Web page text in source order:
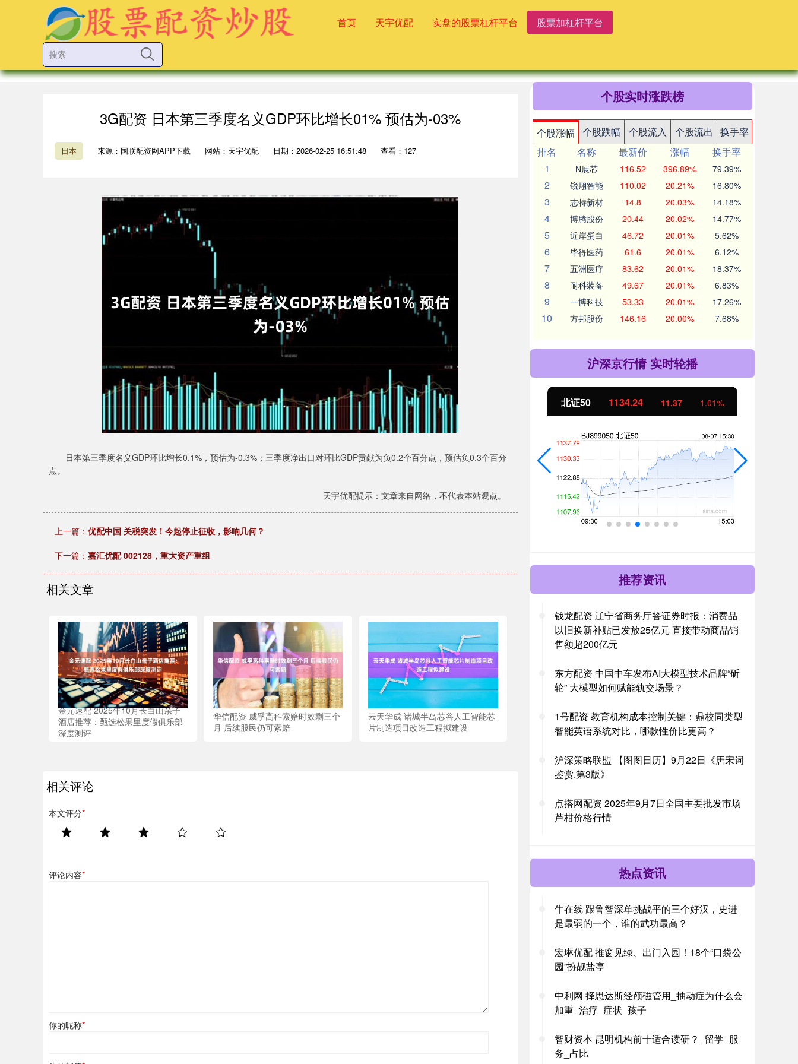
首页 天宇优配 实盘的股票杠杆平台 股票加杠杆平台
3G配资 日本第三季度名义GDP环比增长01% 预估为-03%
日本 来源：国联配资网APP下载 网站：天宇优配 日期：2026-02-25 16:51:48 查看：127
日本第三季度名义GDP环比增长0.1%，预估为-0.3%；三季度净出口对环比GDP贡献为负0.2个百分点，预估负0.3个百分
点。
天宇优配提示：文章来自网络，不代表本站观点。
上一篇： 优配中国 关税突发！今起停止征收，影响几何？
下一篇： 嘉汇优配 002128，重大资产重组
相关文章
金元速配 2025年10月长白山亲子
酒店推荐：甄选松果里度假俱乐部
深度测评
华信配资 威孚高科索赔时效剩三个
月 后续股民仍可索赔
云天华成 诸城半岛芯谷人工智能芯
片制造项目改造工程拟建设
相关评论
本文评分*
评论内容*
你的昵称*
个股实时涨跌榜
个股涨幅 个股跌幅 个股流入 个股流出
换手率
排名
名称 最新价 涨幅
换手率
1
N展芯 116.52 396.89% 79.39%
2 锐翔智能 110.02 20.21% 16.80%
3 志特新材 14.8 20.03% 14.18%
4 博腾股份 20.44 20.02% 14.77%
5 近岸蛋白 46.72 20.01% 5.62%
6 毕得医药 61.6 20.01% 6.12%
7 五洲医疗 83.62 20.01% 18.37%
8 耐科装备 49.67 20.01% 6.83%
9 一博科技 53.33 20.01% 17.26%
10 方邦股份 146.16 20.00% 7.68%
沪深京行情 实时轮播
深证成指 14311.01 200.89 1.42% 沪深300 4694.44 43.13 北证50 1134.24 11.37 1.01%
推荐资讯
钱龙配资 辽宁省商务厅答证券时报：消费品
以旧换新补贴已发放25亿元 直接带动商品销
售额超200亿元
东方配资 中国中车发布AI大模型技术品牌“斫
轮” 大模型如何赋能轨交场景？
1号配资 教育机构成本控制关键：鼎校同类型
智能英语系统对比，哪款性价比更高？
沪深策略联盟 【图图日历】9月22日《唐宋词
鉴赏.第3版》
点搭网配资 2025年9月7日全国主要批发市场
芦柑价格行情
热点资讯
牛在线 跟鲁智深单挑战平的三个好汉，史进
是最弱的一个，谁的武功最高？
宏琳优配 推窗见绿、出门入园！18个“口袋公
园”扮靓盐亭
中利网 择思达斯经颅磁管用_抽动症为什么会
加重_治疗_症状_孩子
智财资本 昆明机构前十适合读研？_留学_服
务_占比